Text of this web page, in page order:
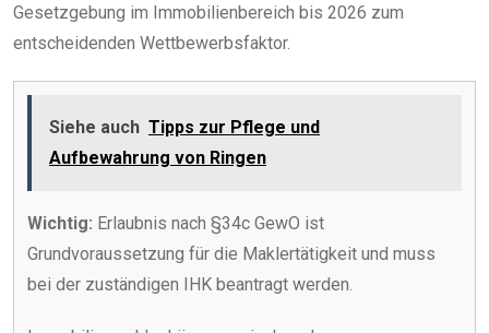
Gesetzgebung im Immobilienbereich bis 2026 zum
entscheidenden Wettbewerbsfaktor.
Siehe auch Tipps zur Pflege und
Aufbewahrung von Ringen
Wichtig: Erlaubnis nach §34c GewO ist
Grundvoraussetzung für die Maklertätigkeit und muss
bei der zuständigen IHK beantragt werden.